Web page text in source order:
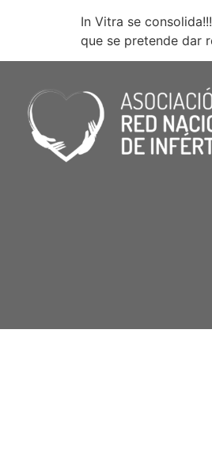
In Vitra se
que se pretende dar